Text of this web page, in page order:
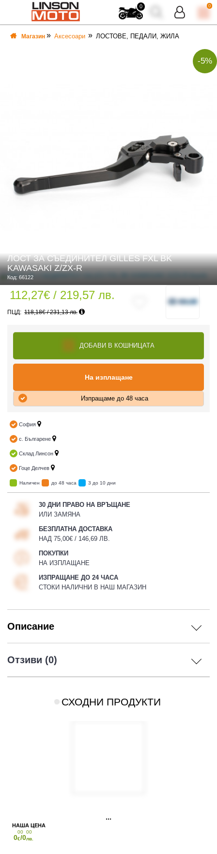
ЕКИПИРОВКА
0 0
Магазин Аксесоари ЛОСТОВЕ, ПЕДАЛИ, ЖИЛА
-5%
ЛОСТ ЗА СЪЕДИНИТЕЛ GILLES FXL BK
KAWASAKI Z/ZX-R
Код: 66122
112,27€ / 219,57 лв.
118,18€ / 231,13 лв.
ДОБАВИ В КОШНИЦАТА
На изплащане
Изпращаме до 48 часа
София
с. Българене
Склад Линсон
Гоце Делчев
Наличен до 48 часа 3 до 10 дни
30 ДНИ ПРАВО НА ВРЪЩАНЕ
ИЛИ ЗАМЯНА
БЕЗПЛАТНА ДОСТАВКА
НАД 75,00€ / 146,69 ЛВ.
ПОКУПКИ
НА ИЗПЛАЩАНЕ
ИЗПРАЩАНЕ ДО 24 ЧАСА
СТОКИ НАЛИЧНИ В НАШ МАГАЗИН
Описание
Отзиви (0)
СХОДНИ ПРОДУКТИ
0
00
€/0
00
лв.